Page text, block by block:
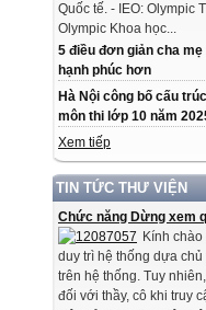
Quốc tế. - IEO: Olympic
Olympic Khoa học...
5 điều đơn giản cha
hạnh phúc hơn
Hà Nội công bố cấu
môn thi lớp 10 năm
Xem tiếp
TIN TỨC THƯ VIỆN
Chức năng Dừng xem
Kính
duy trì hệ thống dựa
trên hệ thống. Tuy
đối với thầy, cô khi truy